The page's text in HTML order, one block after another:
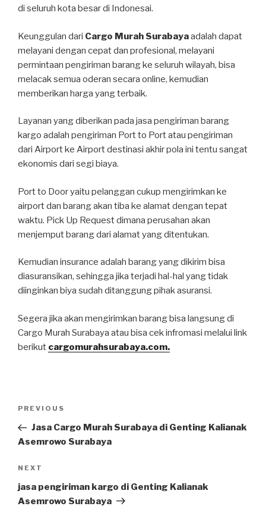
di seluruh kota besar di Indonesai.
Keunggulan dari Cargo Murah Surabayaadalah dapat
melayani dengan cepat dan profesional, melayani
permintaan pengiriman barang ke seluruh wilayah, bisa
melacak semua oderan secara online, kemudian
memberikan harga yang terbaik.
Layanan yang diberikan pada jasa pengiriman barang
kargo adalah pengiriman Port to Port atau pengiriman
dari Airport ke Airport destinasi akhir pola ini tentu sangat
ekonomis dari segi biaya.
Port to Door yaitu pelanggan cukup mengirimkan ke
airport dan barang akan tiba ke alamat dengan tepat
waktu. Pick Up Request dimana perusahan akan
menjemput barang dari alamat yang ditentukan.
Kemudian insurance adalah barang yang dikirim bisa
diasuransikan, sehingga jika terjadi hal-hal yang tidak
diinginkan biya sudah ditanggung pihak asuransi.
Segera jika akan mengirimkan barang bisa langsung di
Cargo Murah Surabaya atau bisa cek infromasi melalui link
berikut cargomurahsurabaya.com.
Post
Previous
Post
PREVIOUS
Jasa Cargo Murah Surabaya di Genting Kalianak
Asemrowo Surabaya
Next
Post
NEXT
jasa pengiriman kargo di Genting Kalianak
Asemrowo Surabaya